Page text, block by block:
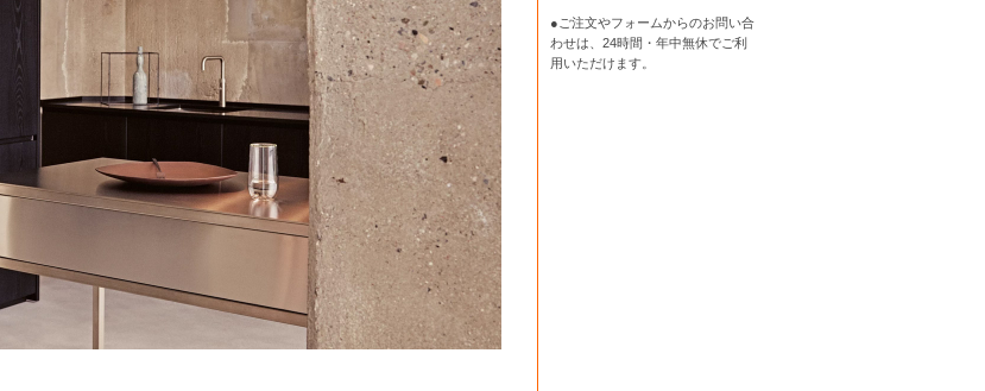
●ご注文やフォームからのお問い合
わせは、 24時間・年中無休でご利
用いただけます。